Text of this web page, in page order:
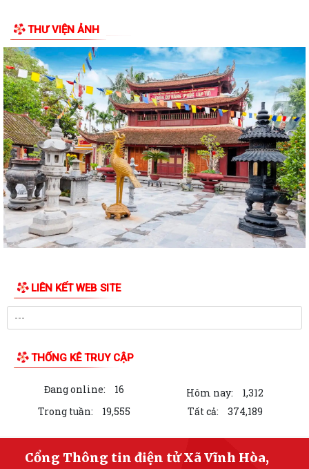
5 điều hộ kinh doanh có doanh thu dưới 1 tỷ đồng cần lưu ý theo quy
định mới
Thông báo về việc nâng lương trước hạn đối với cán bộ
UBND XÃ VĨNH HÒA TỔ CHỨC NGÀY CHẠY OLYMPIC VÌ SỨC KHỎE
TOÀN DÂN NĂM 2026
XÃ VĨNH HÒA TỔ CHỨC TẬP HUẤN, DIỄN TẬP CÁC PHẦN VIỆC TRONG
NGÀY BẦU CỬ
Thông báo về ngày bầu cử, địa điểm bỏ phiếu, thời gian bỏ phiếu bầu
cử đại biểu Quốc hội khóa XVI...
Thông báo hưởng ứng phong trào “Toàn dân sử dụng năng lượng tiết
Toàn văn chương trình hành động của đồng chí Phạm Thành Trung -
Phó Bí thư Đảng ủy, Chủ tịch Ủy ban...
việc lập và công bố danh sách...
Ngày 15/02/2026, Ủy ban Bầu cử thành phố Hải Phòng đã ban hành
Công an xã Vĩnh Hoà ra quân cao điểm tấn công, trấn áp tội phạm, bảo
THƯ VIỆN ẢNH
LIÊN KẾT WEB SITE
THỐNG KÊ TRUY CẬP
Đang online: 16 Hôm nay:
1,312
Trong tuần:
19,555 Tất cả: 374,189
Cổng Thông tin điện tử Xã Vĩnh Hòa,